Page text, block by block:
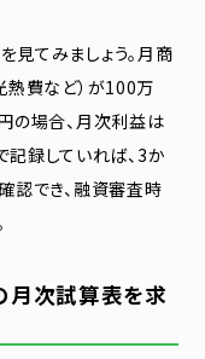
見てみましょう。月商
熱費など）が100万
の場合、月次利益は
録していれば、3か
認でき、融資審査時
次試算表を求